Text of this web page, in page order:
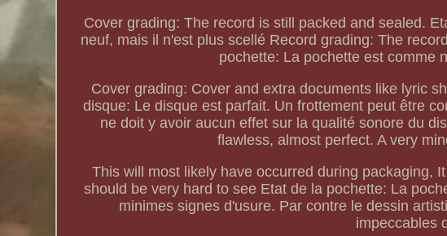
Cover grading: The record is still packed and sealed.
neuf, mais il n'est plus scellé Record grading: The
pochette: La pochette est comme
Cover grading: Cover and extra documents like lyric
disque: Le disque est parfait. Un frottement peut être
ne doit y avoir aucun effet sur la qualité sonore du
flawless, almost perfect. A very
This will most likely have occurred during packaging,
should be very hard to see Etat de la pochette: La
minimes signes d'usure. Par contre le dessin
impeccables